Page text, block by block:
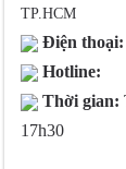
TP.HCM
Điện thoại:
Hotline:
Thời gian:
17h30